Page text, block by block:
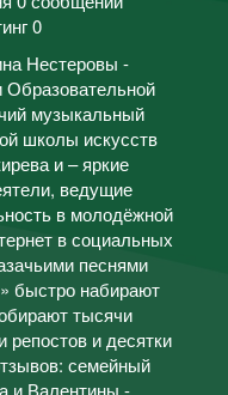
0
Нестеровы -
Образовательной
музыкальный
школы искусств
и – яркие
ведущие
в молодёжной
в социальных
песнями
быстро набирают
тысячи
репостов и десятки
семейный
и Валентины -